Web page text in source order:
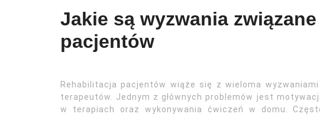
Jakie są wyzwania
pacjentów
Rehabilitacja pacjentów wiąże się z wieloma
terapeutów. Jednym z głównych problemów jest
w terapiach oraz wykonywania ćwiczeń w domu.